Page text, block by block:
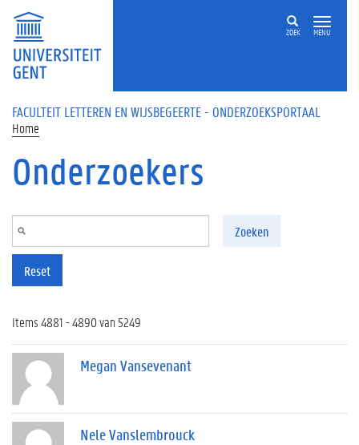
Overslaan en naar de inhoud gaan
ZOEK MENU
FACULTEIT LETTEREN EN WIJSBEGEERTE - ONDERZOEKSPORTAAL
Home
Onderzoekers
Zoeken
Reset
Items 4881 - 4890 van 5249
Megan Vansevenant
Nele Vanslembrouck